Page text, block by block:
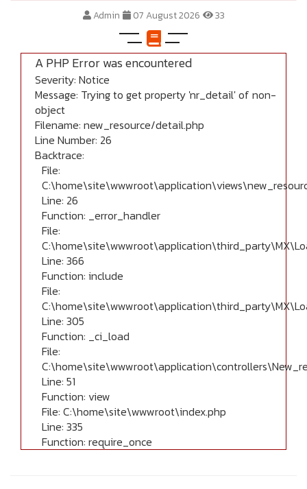
Admin 07 August 2026 33
A PHP Error was encountered
Severity: Notice
Message: Trying to get property 'nr_detail' of non-
object
Filename: new_resource/detail.php
Line Number: 26
Backtrace:
File:
Line: 26
Function: _error_handler
File:
Line: 366
Function: include
File:
Line: 305
Function: _ci_load
File:
Line: 51
Function: view
File: C:\home\site\wwwroot\index.php
Line: 335
Function: require_once